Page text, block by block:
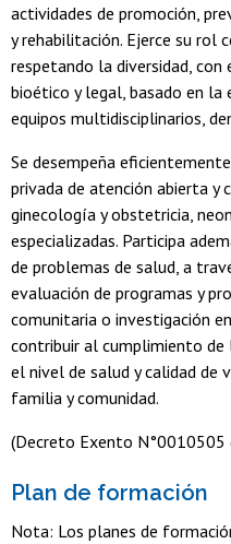
actividades de promoción,
y rehabilitación. Ejerce su rol
respetando la diversidad,
bioético y legal, basado en la
equipos multidisciplinarios,
Se desempeña
privada de atención abierta y
ginecología y obstetricia,
especializadas. Participa
de problemas de salud, a
evaluación de programas y
comunitaria o investigación
contribuir al cumplimiento
el nivel de salud y calidad de
familia y comunidad.
(Decreto Exento
Plan de formación
Nota: Los planes de